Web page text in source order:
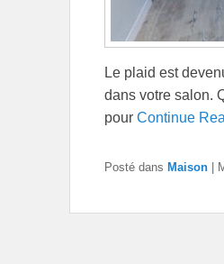
Le plaid est
dans votre salon.
pour Continue
Posté dans Maison